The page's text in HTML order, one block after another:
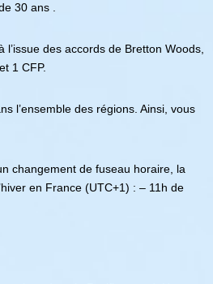
30 ans .
des accords de Bretton Woods,
1 CFP.
l’ensemble des régions. Ainsi, vous
changement de fuseau horaire, la
en France (UTC+1) : – 11h de